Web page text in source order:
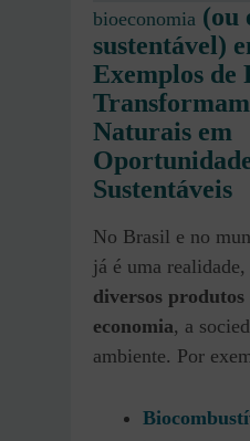
bioeconomia (ou
sustentável)
Exemplos de
Naturais em
Sustentáveis
No Brasil e no
já é uma realidade,
diversos
economia, a
ambiente. Por